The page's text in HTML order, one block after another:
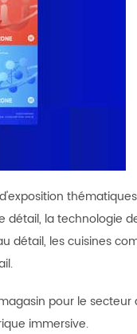
détail, la technologie
les cuisines
pour le
immersive.